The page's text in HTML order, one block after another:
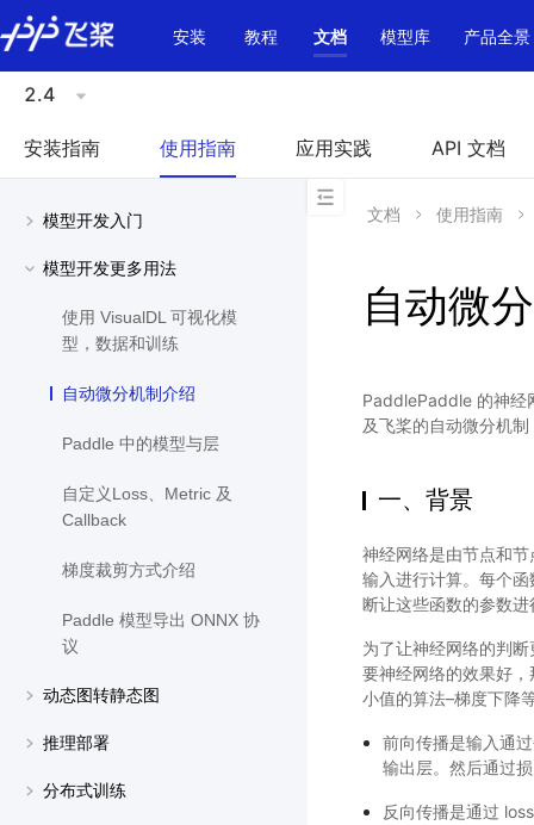
\u200E
安装
教程 文档 模型库 产品全景
2.4
安装指南 使用指南 应用实践 API 文档
模型开发入门
模型开发更多用法
使用 VisualDL 可视化模
型，数据和训练
自动微分机制介绍
Paddle 中的模型与层
自定义Loss、Metric 及
Callback
梯度裁剪方式介绍
Paddle 模型导出 ONNX 协
议
动态图转静态图
推理部署
分布式训练
文档 使用指南
自动微
PaddlePaddle 的神经
及飞桨的自动微分机
一、背景
神经网络是由节点和
输入进行计算。每个
断让这些函数的参数
为了让神经网络的判
要神经网络的效果好
小值的算法–梯度下降
前向传播是输入通
输出层。然后通过
反向传播是通过